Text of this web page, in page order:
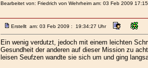
Bearbeitet von: Friedrich von Wehrheim am: 03 Feb 2009
Erstellt am: 03 Feb 2009 : 19:34:27 Uhr
Ein wenig verdutzt, jedoch mit einem leichten
Gesundheit der anderen auf dieser Mission zu
leisen Seufzen wandte sie sich um und ging